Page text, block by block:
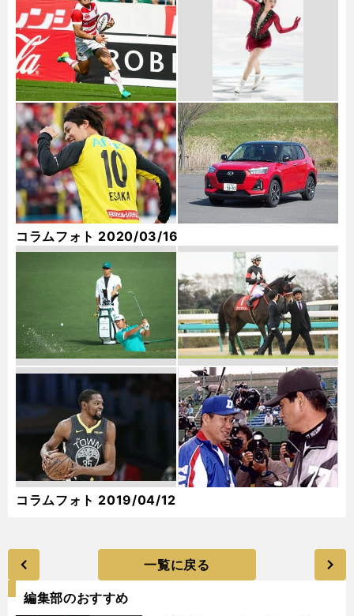
コラムフォト 2020/03/16
コラムフォト 2019/04/12
一覧に戻る
編集部のおすすめ